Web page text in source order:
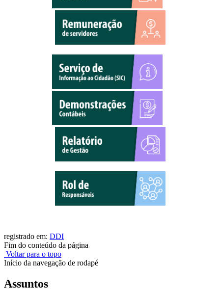
registrado em: DDI
Fim do conteúdo da página
Voltar para o topo
Início da navegação de rodapé
Assuntos